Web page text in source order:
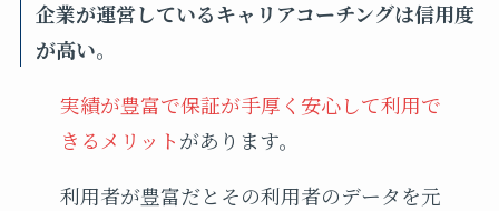
企業が運営しているキャリアコーチングは信用度
が高い。
実績が豊富で保証が手厚く安心して利用で
きるメリットがあります。
利用者が豊富だとその利用者のデータを元